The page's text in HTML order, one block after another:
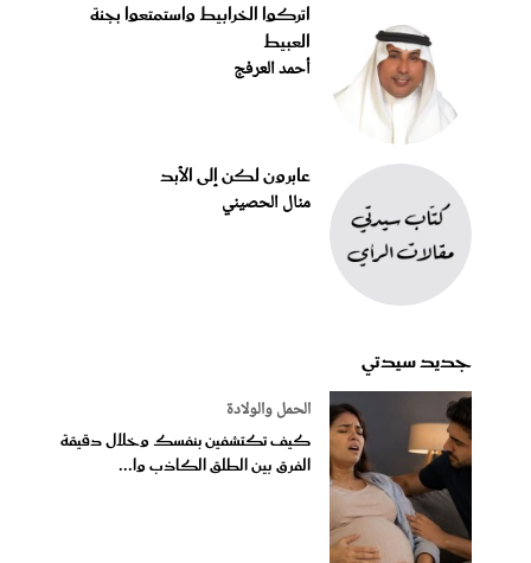
اتركوا الخرابيط واستمتعوا بجنة
العبيط
أحمد العرفج
عابرون لكن إلى الأبد
منال الحصيني
جديد سيدتي
الحمل والولادة
كيف تكتشفين بنفسك وخلال دقيقة
الفرق بين الطلق الكاذب وا...